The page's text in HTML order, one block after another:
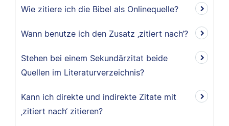
Wie zitiere ich die Bibel als Onlinequelle?
Wann benutze ich den Zusatz ‚zitiert nach‘?
Stehen bei einem Sekundärzitat beide
Quellen im Literaturverzeichnis?
Kann ich direkte und indirekte Zitate mit
‚zitiert nach‘ zitieren?